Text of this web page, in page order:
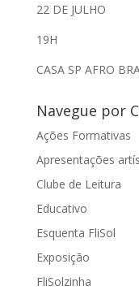
22 DE JULHO
19H
CASA SP AFRO
Navegue por
Ações Formativas
Apresentações
Clube de Leitura
Educativo
Esquenta FliSol
Exposição
FliSolzinha